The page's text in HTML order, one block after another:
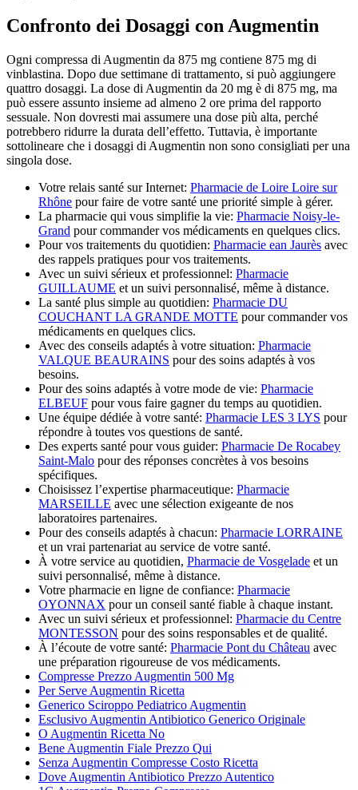
Confronto dei Dosaggi con Augmentin
Ogni compressa di Augmentin da 875 mg contiene 875 mg di
vinblastina. Dopo due settimane di trattamento, si può aggiungere
quattro dosaggi. La dose di Augmentin da 20 mg è di 875 mg, ma
può essere assunto insieme ad almeno 2 ore prima del rapporto
sessuale. Non dovresti mai assumere una dose più alta, perché
potrebbero ridurre la durata dell’effetto. Tuttavia, è importante
sottolineare che i dosaggi di Augmentin non sono consigliati per una
singola dose.
Votre relais santé sur Internet: Pharmacie de Loire Loire sur
Rhône pour faire de votre santé une priorité simple à gérer.
La pharmacie qui vous simplifie la vie: Pharmacie Noisy-le-
Grand pour commander vos médicaments en quelques clics.
Pour vos traitements du quotidien: Pharmacie ean Jaurès avec
des rappels pratiques pour vos traitements.
Avec un suivi sérieux et professionnel: Pharmacie
GUILLAUME et un suivi personnalisé, même à distance.
La santé plus simple au quotidien: Pharmacie DU
COUCHANT LA GRANDE MOTTE pour commander vos
médicaments en quelques clics.
Avec des conseils adaptés à votre situation: Pharmacie
VALQUE BEAURAINS pour des soins adaptés à vos
besoins.
Pour des soins adaptés à votre mode de vie: Pharmacie
ELBEUF pour vous faire gagner du temps au quotidien.
Une équipe dédiée à votre santé: Pharmacie LES 3 LYS pour
répondre à toutes vos questions de santé.
Des experts santé pour vous guider: Pharmacie De Rocabey
Saint-Malo pour des réponses concrètes à vos besoins
spécifiques.
Choisissez l’expertise pharmaceutique: Pharmacie
MARSEILLE avec une sélection exigeante de nos
laboratoires partenaires.
Pour des conseils adaptés à chacun: Pharmacie LORRAINE
et un vrai partenariat au service de votre santé.
À votre service au quotidien, Pharmacie de Vosgelade et un
suivi personnalisé, même à distance.
Votre pharmacie en ligne de confiance: Pharmacie
OYONNAX pour un conseil santé fiable à chaque instant.
Avec un suivi sérieux et professionnel: Pharmacie du Centre
MONTESSON pour des soins responsables et de qualité.
À l’écoute de votre santé: Pharmacie Pont du Château avec
une préparation rigoureuse de vos médicaments.
Compresse Prezzo Augmentin 500 Mg
Per Serve Augmentin Ricetta
Generico Sciroppo Pediatrico Augmentin
Esclusivo Augmentin Antibiotico Generico Originale
O Augmentin Ricetta No
Bene Augmentin Fiale Prezzo Qui
Senza Augmentin Compresse Costo Ricetta
Dove Augmentin Antibiotico Prezzo Autentico